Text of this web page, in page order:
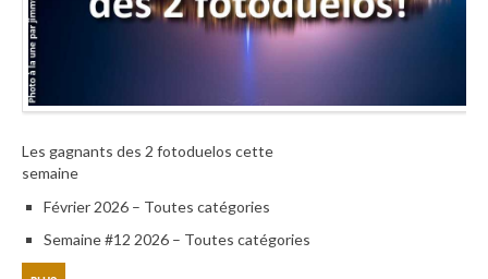
Les gagnants des 2 fotoduelos cette
semaine
Février 2026 – Toutes catégories
Semaine #12 2026 – Toutes catégories